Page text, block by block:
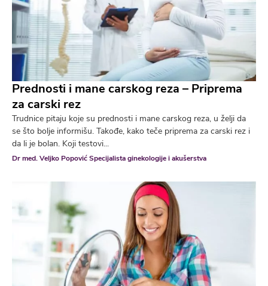
Prednosti i mane carskog reza – Priprema
za carski rez
Trudnice pitaju koje su prednosti i mane carskog reza, u želji da
se što bolje informišu. Takođe, kako teče priprema za carski rez i
da li je bolan. Koji testovi...
Dr med. Veljko Popović Specijalista ginekologije i akušerstva